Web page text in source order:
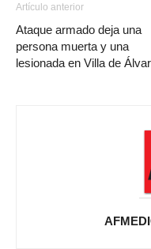
Artículo anterior
Ataque armado deja una
persona muerta y una
lesionada en Villa de